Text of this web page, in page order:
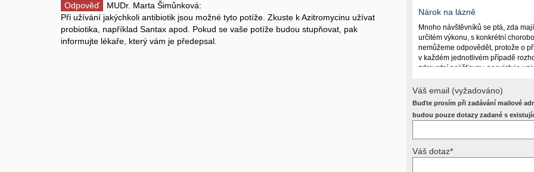
Odpověď
MUDr. Marta Šimůnková:
Při užívání jakýchkoli antibiotik jsou možné tyto potíže. Zkuste k Azitromycinu užívat
probiotika, například Santax apod. Pokud se vaše potíže budou stupňovat, pak
informujte lékaře, který vám je předepsal.
Nárok na lázně
Mnoho návštěvníků se ptá, zda mají
určitém výkonu, s konkrétní
nemůžeme odpovědět, protože o
v každém jednotlivém případě
zdravotní pojišťovny, neexistuje
(kuřáctví, inkontinence), funkčním
dalších zdravotních okolnostech.
Požádejte svého ošetřujícího
Váš email (vyžadováno)
Buďte prosím při zadávání mailové
budou pouze dotazy zadané s
Váš dotaz*